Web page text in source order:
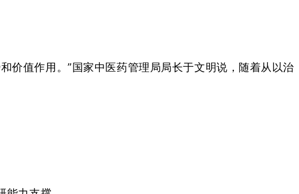
价值作用。”国家中医药管理局局长于文明说，随着从以治